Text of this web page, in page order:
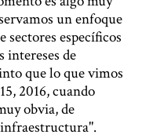
un enfoque
sectores específicos
intereses de
que lo que vimos
2016, cuando
obvia, de